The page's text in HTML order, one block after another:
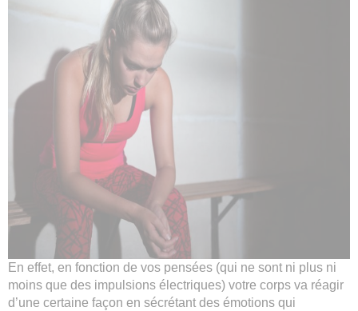
En effet, en fonction de vos pensées (qui ne sont ni plus ni
moins que des impulsions électriques) votre corps va réagir
d’une certaine façon en sécrétant des émotions qui